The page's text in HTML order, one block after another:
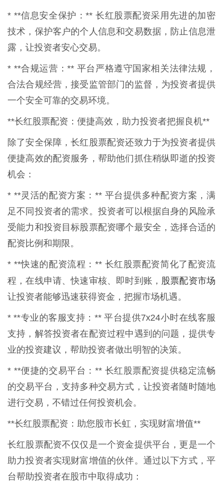
* **信息安全保护：** 长红股票配资采用先进的加密
技术，保护客户的个人信息和交易数据，防止信息泄
露，让投资者安心交易。
* **合规运营：** 平台严格遵守国家相关法律法规，
合法合规经营，接受监管部门的监督，为投资者提供
一个安全可靠的交易环境。
**长红股票配资：便捷高效，助力投资者把握良机**
除了安全保障，长红股票配资还致力于为投资者提供
便捷高效的配资服务，帮助他们抓住稍纵即逝的投资
机会：
* **灵活的配资方案：** 平台提供多种配资方案，满
足不同投资者的需求。投资者可以根据自身的风险承
受能力和投资目标股票配资哪个最安全，选择合适的
配资比例和期限。
* **快速的配资流程：** 长红股票配资简化了配资流
程，在线申请、快速审核、即时到账， 股票配资市场
让投资者能够迅速获得资金，把握市场机遇。
* **专业的客服支持：** 平台提供7x24小时在线客服
支持，解答投资者在配资过程中遇到的问题，提供专
业的投资建议，帮助投资者做出明智的决策。
* **便捷的交易平台：** 长红股票配资提供稳定流畅
的交易平台，支持多种交易方式，让投资者随时随地
进行交易，不错过任何投资机会。
**长红股票配资：助您股市长虹，实现财富增值**
长红股票配资不仅仅是一个资金提供平台，更是一个
助力投资者实现财富增值的伙伴。通过以下方式，平
台帮助投资者在股市中取得成功：